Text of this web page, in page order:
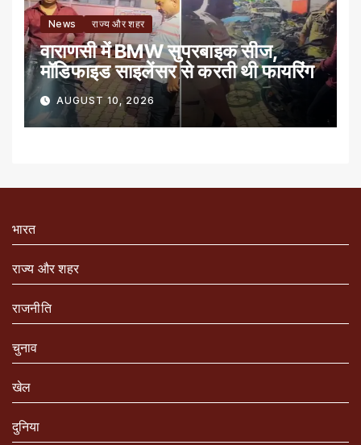
News राज्य और शहर
वाराणसी में BMW सुपरबाइक सीज,
मॉडिफाइड साइलेंसर से करती थी फायरिंग
AUGUST 10, 2026
भारत
राज्य और शहर
राजनीति
चुनाव
खेल
दुनिया